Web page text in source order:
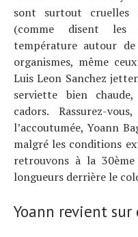
sont surtout cruelles
(comme disent les
température autour
organismes, même
Luis Leon Sanchez
serviette bien
cadors. Rassurez-
l’accoutumée, Yoann
malgré les conditions
retrouvons à la
longueurs derrière le
Yoann revient